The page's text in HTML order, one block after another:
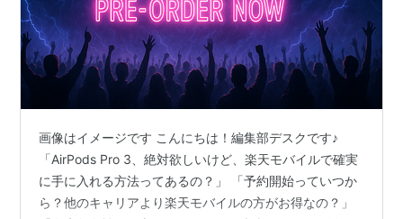
画像はイメージです こんにちは！編集部デスクです♪
「AirPods Pro 3、絶対欲しいけど、楽天モバイルで確実
に手に入れる方法ってあるの？」 「予約開始っていつか
ら？他のキャリアより楽天モバイルの方がお得なの？」